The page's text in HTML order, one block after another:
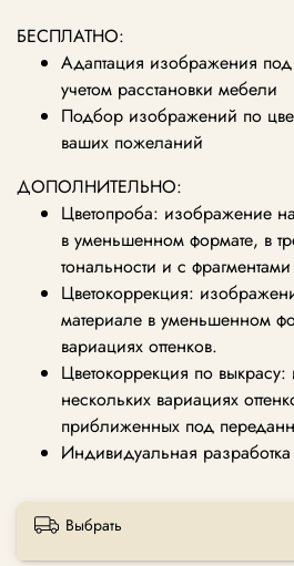
БЕСПЛАТНО:
Адаптация изображения
учетом расстановки мебели
Подбор изображений по
ваших пожеланий
ДОПОЛНИТЕЛЬНО:
Цветопроба: изображение
в уменьшенном формате, в
тональности и с фрагментами
Цветокоррекция:
материале в уменьшенном
вариациях оттенков.
Цветокоррекция по
нескольких вариациях
приближенных под
Индивидуальная
Выбрать